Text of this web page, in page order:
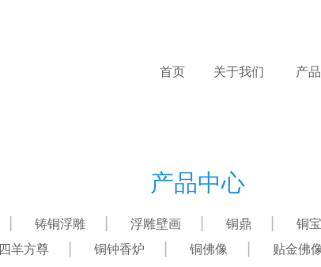
首页 关于我们 产
产品中心
铸铜浮雕 浮雕壁画 铜鼎 铜
四羊方尊 铜钟香炉 铜佛像 贴金佛像